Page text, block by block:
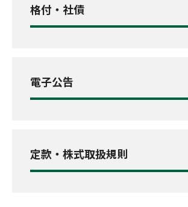
格付・社債
電子公告
定款・株式取扱規則